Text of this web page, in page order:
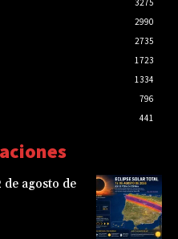
3275
2990
2735
1723
1334
796
441
de agosto de